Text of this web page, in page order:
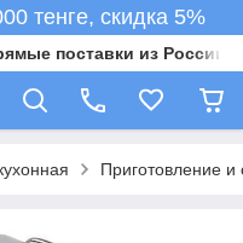
тенге, скидка 5%
поставки из России в
Приготовление